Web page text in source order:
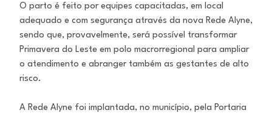
O parto é feito por equipes capacitadas, em local
adequado e com segurança através da nova Rede Alyne,
sendo que, provavelmente, será possível transformar
Primavera do Leste em polo macrorregional para ampliar
o atendimento e abranger também as gestantes de alto
risco.
A Rede Alyne foi implantada, no município, pela Portaria